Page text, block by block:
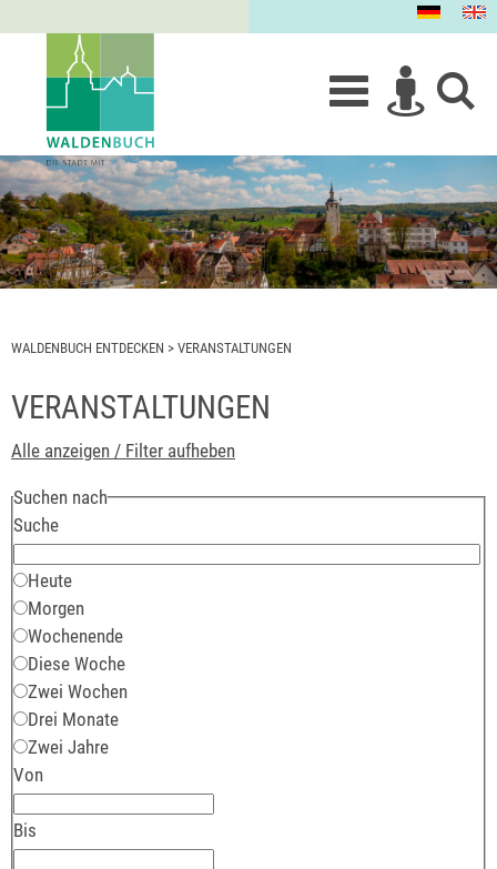
WALDENBUCH ENTDECKEN > VERANSTALTUNGEN
VERANSTALTUNGEN
Alle anzeigen / Filter aufheben
Suchen nach
Suche
Heute
Morgen
Wochenende
Diese Woche
Zwei Wochen
Drei Monate
Zwei Jahre
Von
Bis